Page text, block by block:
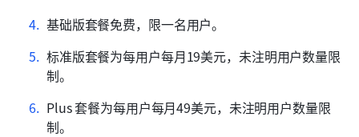
基础版套餐免费，限一名用户。
标准版套餐为每用户每月19美元，未注明用户数量限
制。
Plus 套餐为每用户每月49美元，未注明用户数量限
制。